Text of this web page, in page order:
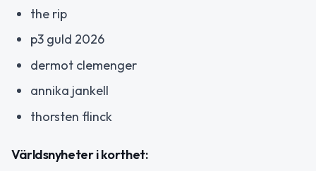
the rip
p3 guld 2026
dermot clemenger
annika jankell
thorsten flinck
Världsnyheter i korthet: